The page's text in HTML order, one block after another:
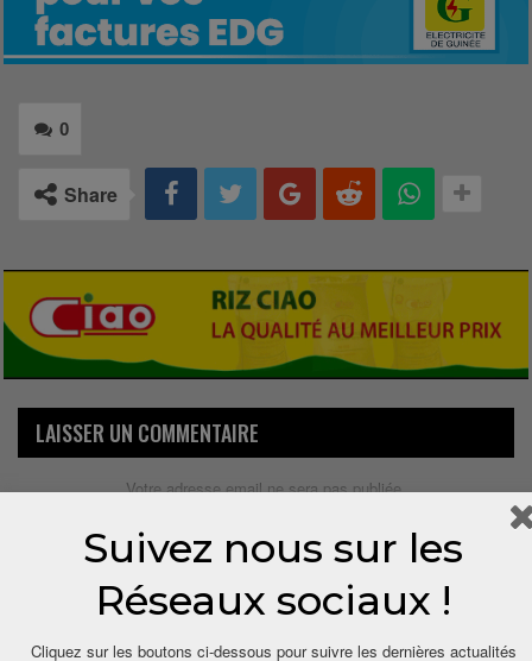
0
Share
LAISSER UN COMMENTAIRE
Votre adresse email ne sera pas publiée.
Suivez nous sur les
Réseaux sociaux !
Cliquez sur les boutons ci-dessous pour suivre les dernières actualités